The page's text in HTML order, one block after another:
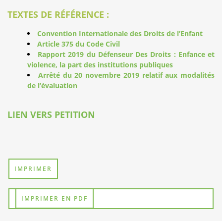
TEXTES DE RÉFÉRENCE :
Convention Internationale des Droits de l’Enfant
Article 375 du Code Civil
Rapport 2019 du Défenseur Des Droits : Enfance et
violence, la part des institutions publiques
Arrêté du 20 novembre 2019 relatif aux modalités
de l’évaluation
LIEN VERS PETITION
IMPRIMER
IMPRIMER EN PDF